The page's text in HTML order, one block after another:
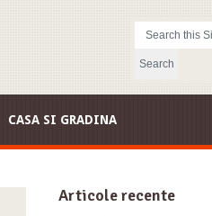
CASA SI GRADINA
Articole recente